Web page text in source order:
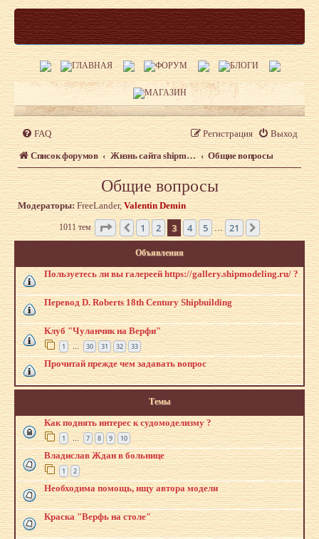
FAQ Выход
Регистрация
Список форумов Жизнь сайта shipmodeling.ru Общие вопросы
Общие вопросы
Модераторы: FreeLander, Valentin Demin
1011 тем Страница 3из 21
Пред.
1 2 3 4 5 … 21 След.
Объявления
Пользуетесь ли вы галереей https://gallery.shipmodeling.ru/ ?
Перевод D. Roberts 18th Century Shipbuilding
Клуб "Чуланчик на Верфи"
1 … 30 31 32 33
Прочитай прежде чем задавать вопрос
Темы
Как поднять интерес к судомоделизму ?
1 … 7 8 9 10
Владислав Ждан в больнице
1 2
Необходима помощь, ищу автора модели
Краска "Верфь на столе"